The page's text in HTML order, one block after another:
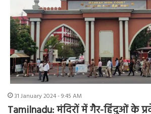
31 January 2024 - 9:45 AM
Tamilnadu: मंदिरों में गैर-हिंदुओं के